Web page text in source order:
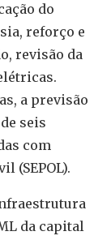
do
reforço e
revisão da
a previsão
seis
com
(SEPOL).
da capital